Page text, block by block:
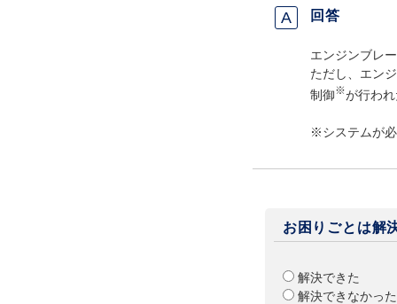
回答
エンジンブレ
ただし、エン
制御※が行わ
※システムが
お困りごとは解
解決できた
解決できなかった